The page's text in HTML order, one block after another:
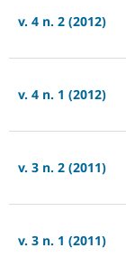
v. 4 n. 2 (2012)
v. 4 n. 1 (2012)
v. 3 n. 2 (2011)
v. 3 n. 1 (2011)